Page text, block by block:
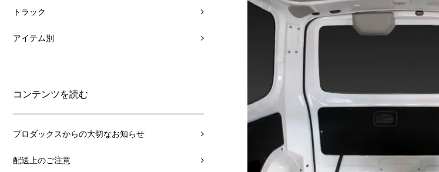
トラック
アイテム別
コンテンツを読む
プロダックスからの大切なお知らせ
配送上のご注意